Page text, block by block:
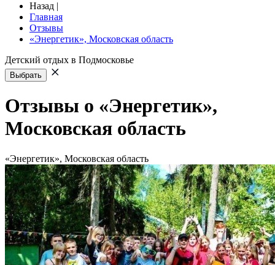
Назад |
Главная
Отзывы
«Энергетик», Московская область
Детский отдых в Подмосковье
Выбрать
Отзывы о «Энергетик»,
Московская область
«Энергетик», Московская область